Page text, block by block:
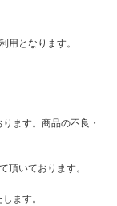
用となります。
ます。商品の不良・
頂いております。
ます。